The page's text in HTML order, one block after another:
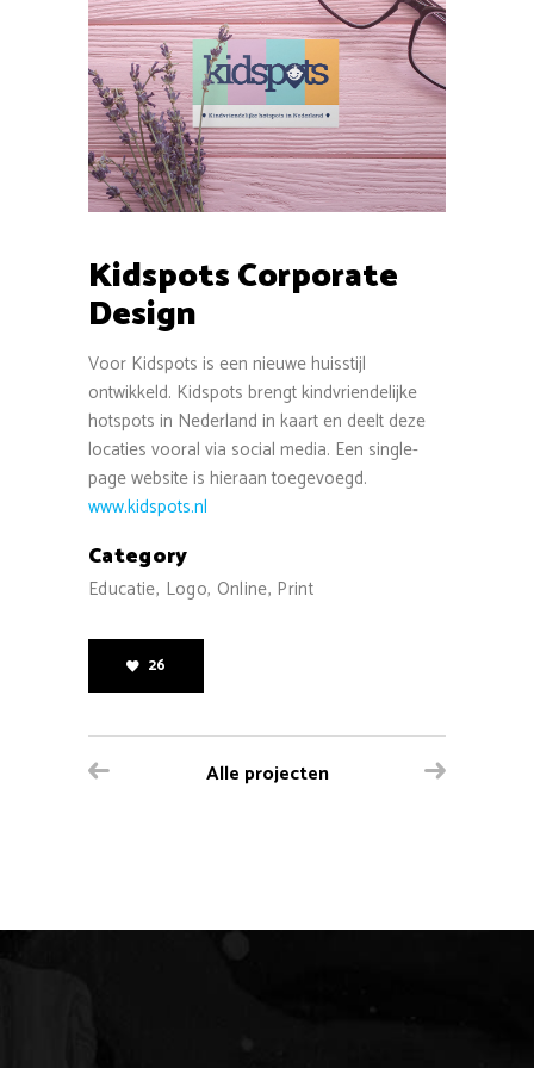
Kidspots Corporate
Design
Voor Kidspots is een nieuwe huisstijl
ontwikkeld. Kidspots brengt kindvriendelijke
hotspots in Nederland in kaart en deelt deze
locaties vooral via social media. Een single-
page website is hieraan toegevoegd.
www.kidspots.nl
Category
Educatie, Logo, Online, Print
26
Alle projecten